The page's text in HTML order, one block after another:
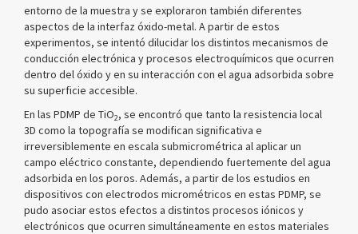
entorno de la muestra y se exploraron también diferentes
aspectos de la interfaz óxido-metal. A partir de estos
experimentos, se intentó dilucidar los distintos mecanismos de
conducción electrónica y procesos electroquímicos que ocurren
dentro del óxido y en su interacción con el agua adsorbida sobre
su superficie accesible.
En las PDMP de TiO2, se encontró que tanto la resistencia local
3D como la topografía se modifican significativa e
irreversiblemente en escala submicrométrica al aplicar un
campo eléctrico constante, dependiendo fuertemente del agua
adsorbida en los poros. Además, a partir de los estudios en
dispositivos con electrodos micrométricos en estas PDMP, se
pudo asociar estos efectos a distintos procesos iónicos y
electrónicos que ocurren simultáneamente en estos materiales